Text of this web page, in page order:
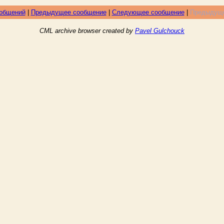
| Предыдущее сообщение| Следующее сообщение|
CML archive browser created by Pavel Gulchouck